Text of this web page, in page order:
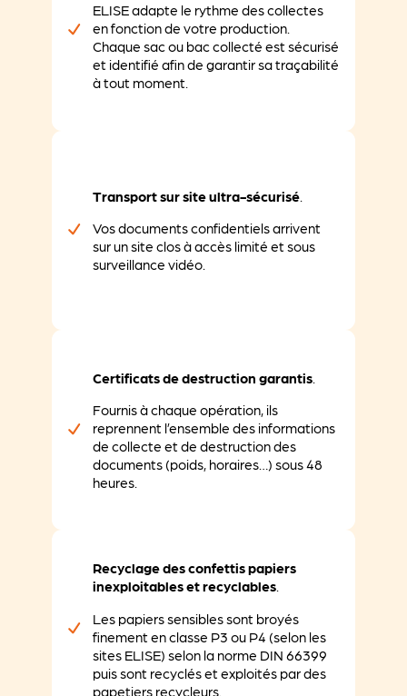
ELISE adapte le rythme des collectes
en fonction de votre production.
Chaque sac ou bac collecté est sécurisé
et identifié afin de garantir sa traçabilité
à tout moment.
Transport sur site ultra-sécurisé.
Vos documents confidentiels arrivent
sur un site clos à accès limité et sous
surveillance vidéo.
Certificats de destruction garantis.
Fournis à chaque opération, ils
reprennent l’ensemble des informations
de collecte et de destruction des
documents (poids, horaires…) sous 48
heures.
Recyclage des confettis papiers
inexploitables et recyclables.
Les papiers sensibles sont broyés
finement en classe P3 ou P4 (selon les
sites ELISE) selon la norme DIN 66399
puis sont recyclés et exploités par des
papetiers recycleurs.